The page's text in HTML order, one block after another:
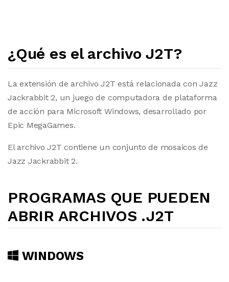
¿Qué es el archivo J2T?
La extensión de archivo J2T está relacionada con Jazz
Jackrabbit 2, un juego de computadora de plataforma
de acción para Microsoft Windows, desarrollado por
Epic MegaGames.
El archivo J2T contiene un conjunto de mosaicos de
Jazz Jackrabbit 2.
PROGRAMAS QUE PUEDEN
ABRIR ARCHIVOS .J2T
WINDOWS